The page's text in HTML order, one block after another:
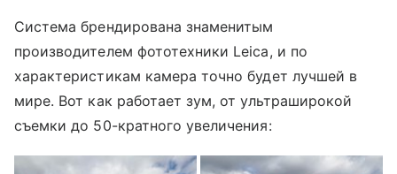
Система брендирована знаменитым
производителем фототехники Leica, и по
характеристикам камера точно будет лучшей в
мире. Вот как работает зум, от ультраширокой
съемки до 50-кратного увеличения: